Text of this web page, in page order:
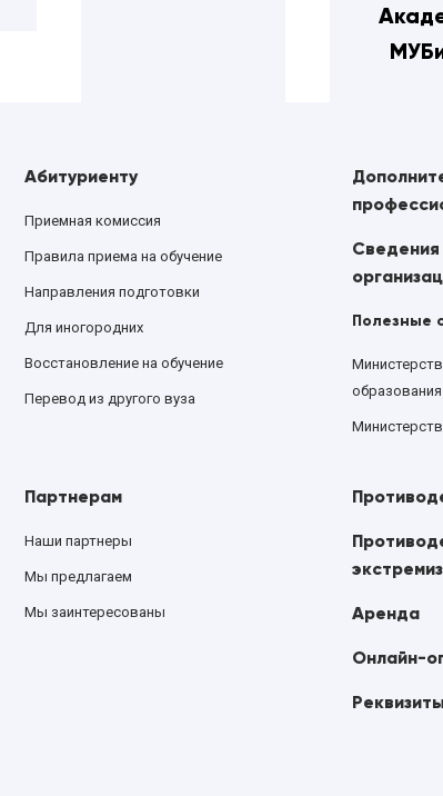
Абитуриенту
Приемная комиссия
Правила приема на обучение
Направления подготовки
Для иногородних
Восстановление на обучение
Перевод из другого вуза
Сведения
Полезные
Партнерам
Наши партнеры
Мы предлагаем
Мы заинтересованы Аренда
Онлайн-
Реквизиты